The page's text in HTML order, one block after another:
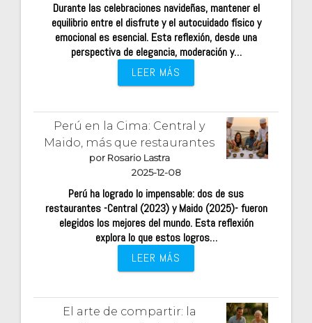
Durante las celebraciones navideñas, mantener el
equilibrio entre el disfrute y el autocuidado físico y
emocional es esencial. Esta reflexión, desde una
perspectiva de elegancia, moderación y…
LEER MÁS
Perú en la Cima: Central y
Maido, más que restaurantes
por Rosario Lastra
2025-12-08
Perú ha logrado lo impensable: dos de sus
restaurantes -Central (2023) y Maido (2025)- fueron
elegidos los mejores del mundo. Esta reflexión
explora lo que estos logros…
LEER MÁS
El arte de compartir: la